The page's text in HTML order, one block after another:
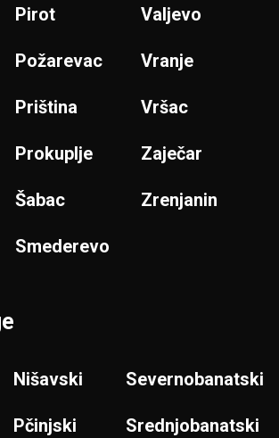
Pirot
Požarevac
Priština
Prokuplje
Šabac
Smederevo
Valjevo
Vranje
Vršac
Zaječar
Zrenjanin
Nišavski
Pčinjski
Severnobanatski
Srednjobanatski